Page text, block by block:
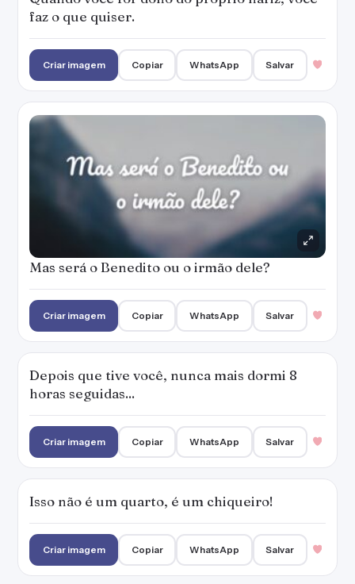
faz o que quiser.
Criar imagem Copiar WhatsApp Salvar
Mas será o Benedito ou o irmão dele?
Criar imagem Copiar WhatsApp Salvar
Depois que tive você, nunca mais dormi 8
horas seguidas...
Criar imagem Copiar WhatsApp Salvar
Isso não é um quarto, é um chiqueiro!
Criar imagem Copiar WhatsApp Salvar